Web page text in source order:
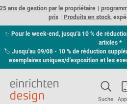
ans de gestion par le propriétaire
prix
Produits en stock,
✨ Pour le week-end, jusqu'à 10 % de
articles *
🏷Jusqu'au 09/08 - 10 % de réduction
exemplaires uniques/d'exposition et les
Suche